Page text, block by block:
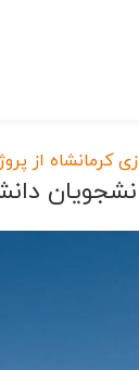
کرمانشاه از